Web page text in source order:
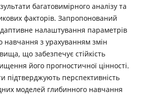
багатовимірного аналізу та
факторів. Запропонований
налаштування параметрів
навчання з урахуванням змін
що забезпечує стійкість
його прогностичної цінності.
підтверджують перспективність
моделей глибинного навчання